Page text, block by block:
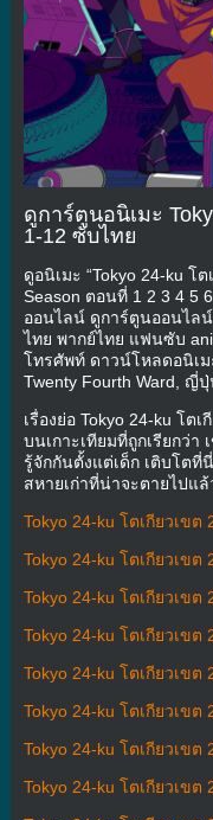
ดูการ์ตูนอนิเมะ
1-12 ซับไทย
ดูอนิเมะ “Tokyo 24-ku โ
Season ตอนที่ 1 2 3 4 5
ออนไลน์ ดูการ์ตูนออนไล
ไทย พากย์ไทย แฟนซับ
โทรศัพท์ ดาวน์โหลดอนิเ
Twenty Fourth Ward, ญี่
เรื่องย่อ Tokyo 24-ku โต
บนเกาะเทียมที่ถูกเรียกว่
รู้จักกันตั้งแต่เด็ก เติบโต
สหายเก่าที่น่าจะตายไปแ
Tokyo 24-ku โตเกียวเขต
Tokyo 24-ku โตเกียวเขต
Tokyo 24-ku โตเกียวเขต
Tokyo 24-ku โตเกียวเขต
Tokyo 24-ku โตเกียวเขต
Tokyo 24-ku โตเกียวเขต
Tokyo 24-ku โตเกียวเขต
Tokyo 24-ku โตเกียวเขต